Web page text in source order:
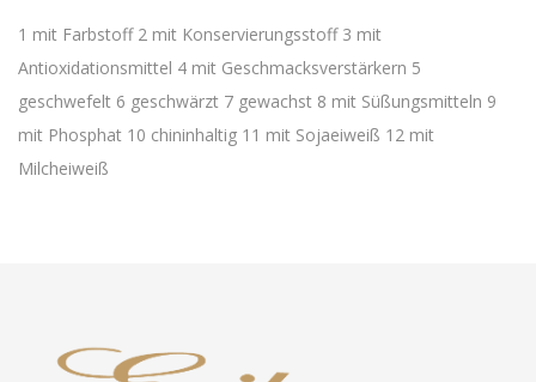
1 mit Farbstoff 2 mit Konservierungsstoff 3 mit
Antioxidationsmittel 4 mit Geschmacksverstärkern 5
geschwefelt 6 geschwärzt 7 gewachst 8 mit Süßungsmitteln 9
mit Phosphat 10 chininhaltig 11 mit Sojaeiweiß 12 mit
Milcheiweiß